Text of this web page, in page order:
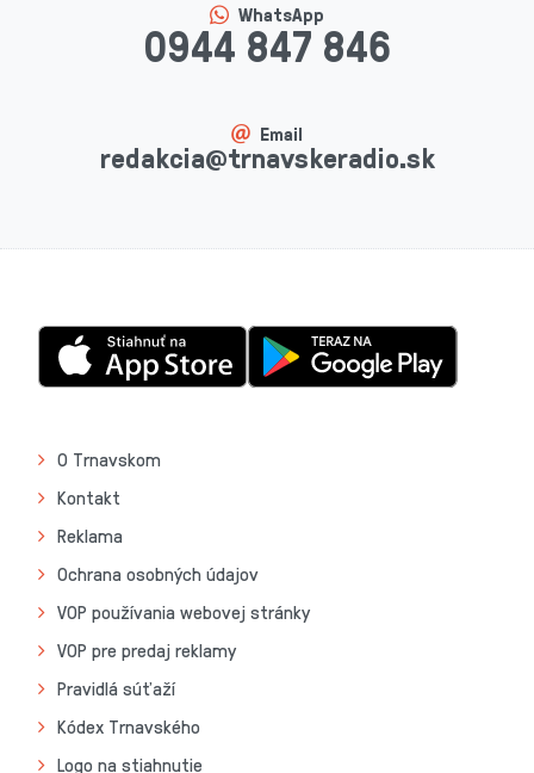
WhatsApp
0944 847 846
Email
redakcia@trnavskeradio.sk
O Trnavskom
Kontakt
Reklama
Ochrana osobných údajov
VOP používania webovej stránky
VOP pre predaj reklamy
Pravidlá súťaží
Kódex Trnavského
Logo na stiahnutie